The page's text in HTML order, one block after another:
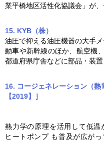
業平橋地区活性化協議会」が
15. KYB（株）
油圧で抑える油圧機器の大手
動車や新幹線のほか、航空機、
都道府県庁舎などに部品・装
16. コージェネレーション（
【2019】］
熱力学の原理を活用して低
ヒートポンプ も普及が広が